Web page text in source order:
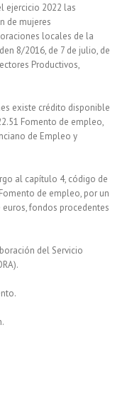
ejercicio 2022 las
de mujeres
locales de la
8/2016, de 7 de julio, de
Productivos,
existe crédito disponible
Fomento de empleo,
de Empleo y
al capítulo 4, código de
de empleo, por un
fondos procedentes
del Servicio